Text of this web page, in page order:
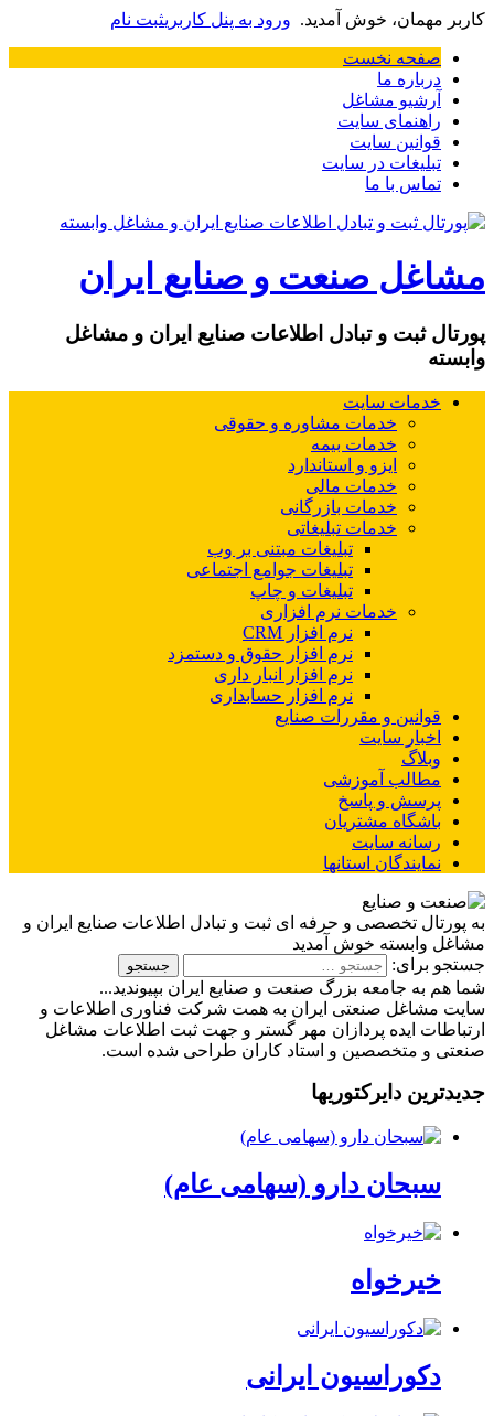
کاربر مهمان، خوش آمدید. ورود به پنل کاربریثبت نام
صفحه نخست
درباره ما
آرشیو مشاغل
راهنمای سایت
قوانین سایت
تبلیغات در سایت
تماس با ما
مشاغل صنعت و صنایع ایران
پورتال ثبت و تبادل اطلاعات صنایع ایران و مشاغل
وابسته
خدمات سایت
خدمات مشاوره و حقوقی
خدمات بیمه
ایزو و استاندارد
خدمات مالی
خدمات بازرگانی
خدمات تبلیغاتی
تبلیغات مبتنی بر وب
تبلیغات جوامع اجتماعی
تبلیغات و چاپ
خدمات نرم افزاری
نرم افزار CRM
نرم افزار حقوق و دستمزد
نرم افزار انبار داری
نرم افزار حسابداری
قوانین و مقررات صنایع
اخبار سایت
وبلاگ
مطالب آموزشی
پرسش و پاسخ
باشگاه مشتریان
رسانه سایت
نمایندگان استانها
به پورتال تخصصی و حرفه ای ثبت و تبادل اطلاعات صنایع ایران و
مشاغل وابسته خوش آمدید
جستجو برای:
شما هم به جامعه بزرگ صنعت و صنایع ایران بپیوندید...
سایت مشاغل صنعتی ایران به همت شرکت فناوری اطلاعات و
ارتباطات ایده پردازان مهر گستر و جهت ثبت اطلاعات مشاغل
صنعتی و متخصصین و استاد کاران طراحی شده است.
جدیدترین دایرکتوریها
سبحان دارو (سهامی عام)
خیرخواه
دکوراسیون ایرانی